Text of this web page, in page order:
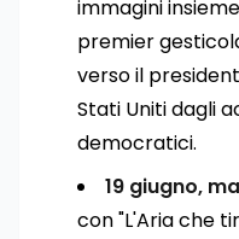
immagini
premier
verso il
Stati Uniti dagli
democratici.
19 giugno,
con "L'Aria che